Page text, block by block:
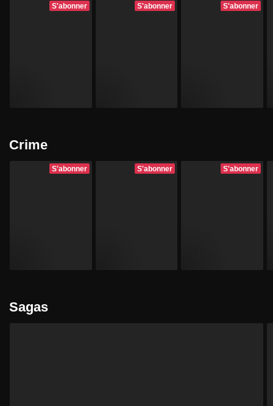
S'abonner S'abonner S'abonner
Crime
S'abonner S'abonner S'abonner
Sagas